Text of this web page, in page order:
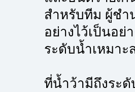
สำหรับทีม ผู้ชำ
อย่างไว้เป็นอย่
ระดับน้ำเหมาะ
ที่น้ำว้ามีถึงระดั